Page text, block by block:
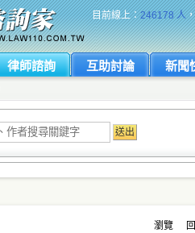
目前線上：246178 人
律師諮詢 互助討論 新聞
瀏覽